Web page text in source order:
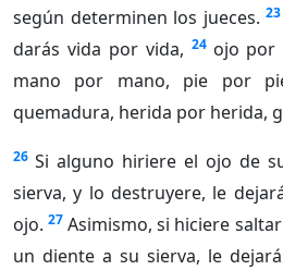
según determinen los jueces. 23
darás vida por vida, 24 ojo por
mano por mano, pie por
quemadura, herida por herida,
26 Si alguno hiriere el ojo de
sierva, y lo destruyere, le
ojo. 27 Asimismo, si hiciere
un diente a su sierva, le